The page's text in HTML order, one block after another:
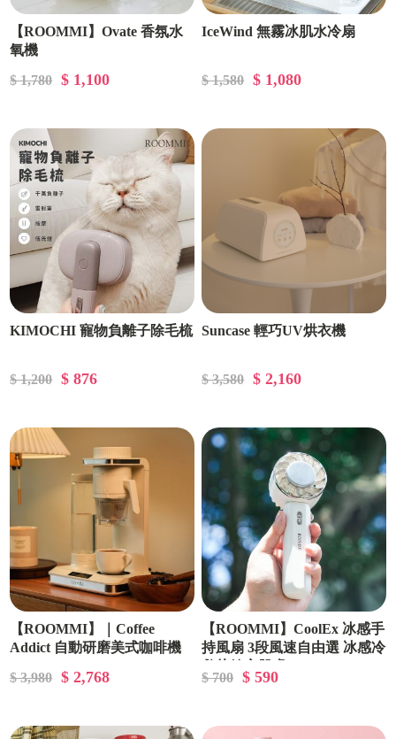
【ROOMMI】Ovate 香氛水
氧機
$ 1,780
$ 1,100
IceWind 無霧冰肌水冷扇
$ 1,580 $ 1,080
KIMOCHI 寵物負離子除毛梳
$ 1,200 $ 876
Suncase 輕巧UV烘衣機
$ 3,580 $ 2,160
【ROOMMI】｜Coffee
Addict 自動研磨美式咖啡機
$ 3,980
$ 2,768
【ROOMMI】CoolEx 冰感手
持風扇 3段風速自由選 冰感冷
$ 700 $ 590